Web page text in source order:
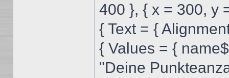
400 }, { x = 300, y
{ Text = {
{ Values = {
"Deine